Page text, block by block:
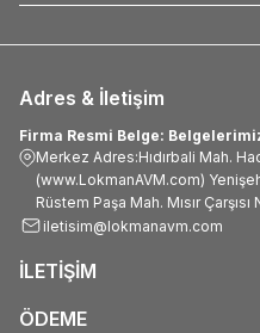
Adres & İletişim
Firma Resmi Belge:
Merkez Adres:Hıdırbali Mah.
(www.LokmanAVM.com)
Rüstem Paşa Mah. Mısır
iletisim@lokmanavm.com
İLETİŞİM
ÖDEME